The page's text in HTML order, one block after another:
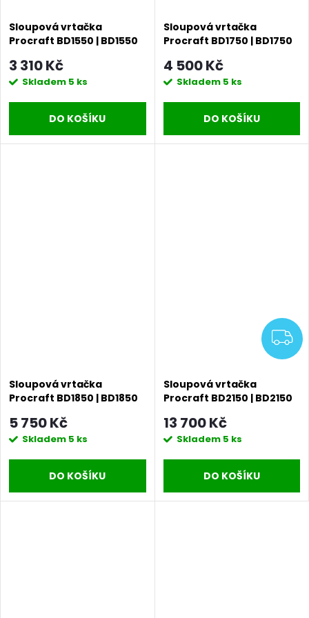
Sloupová vrtačka
Procraft BD1550 | BD1550
3 310 Kč
Skladem 5 ks
DO KOŠÍKU
Sloupová vrtačka
Procraft BD1750 | BD1750
4 500 Kč
Skladem 5 ks
DO KOŠÍKU
Sloupová vrtačka
Procraft BD1850 | BD1850
5 750 Kč
Skladem 5 ks
DO KOŠÍKU
Sloupová vrtačka
Procraft BD2150 | BD2150
13 700 Kč
Skladem 5 ks
DO KOŠÍKU